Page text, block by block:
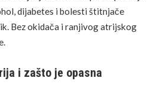
dijabetes i bolesti štitnjače
Bez okidača i ranjivog atrijskog
i zašto je opasna